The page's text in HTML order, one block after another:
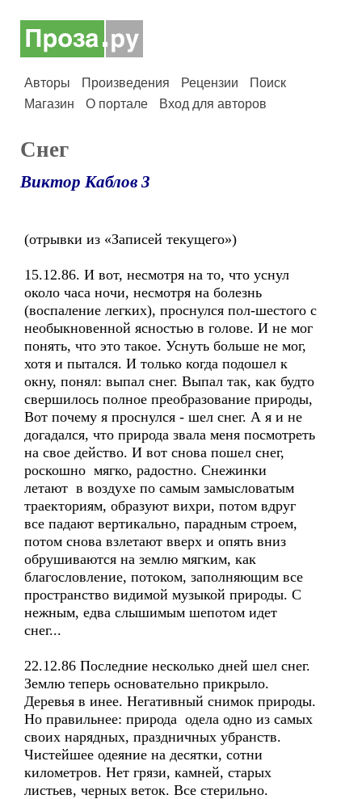
Авторы Произведения Рецензии
Поиск
Магазин
О портале Вход для авторов
Снег
Виктор Каблов 3
(отрывки из «Записей текущего»)
15.12.86. И вот, несмотря на то, что уснул
около часа ночи, несмотря на болезнь
(воспаление легких), проснулся пол-шестого с
необыкновенной ясностью в голове. И не мог
понять, что это такое. Уснуть больше не мог,
хотя и пытался. И только когда подошел к
окну, понял: выпал снег. Выпал так, как будто
свершилось полное преобразование природы,
Вот почему я проснулся - шел снег. А я и не
догадался, что природа звала меня посмотреть
на свое действо. И вот снова пошел снег,
роскошно мягко, радостно. Снежинки
летают в воздухе по самым замысловатым
траекториям, образуют вихри, потом вдруг
все падают вертикально, парадным строем,
потом снова взлетают вверх и опять вниз
обрушиваются на землю мягким, как
благословление, потоком, заполняющим все
пространство видимой музыкой природы. С
нежным, едва слышимым шепотом идет
снег...
22.12.86 Последние несколько дней шел снег.
Землю теперь основательно прикрыло.
Деревья в инее. Негативный снимок природы.
Но правильнее: природа одела одно из самых
своих нарядных, праздничных убранств.
Чистейшее одеяние на десятки, сотни
километров. Нет грязи, камней, старых
листьев, черных веток. Все стерильно.